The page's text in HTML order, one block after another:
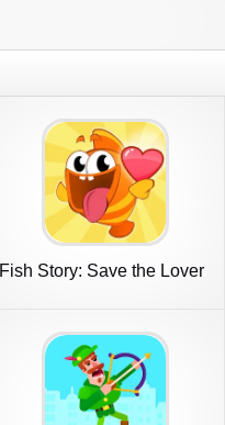
Fish Story: Save the Lover